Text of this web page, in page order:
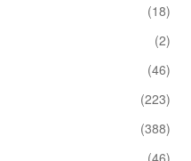
(18)
(2)
(46)
(223)
(388)
(46)